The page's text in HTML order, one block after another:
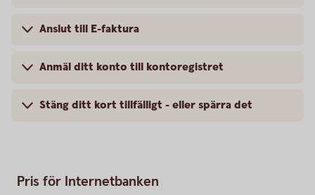
Anslut till E-faktura
Anmäl ditt konto till kontoregistret
Stäng ditt kort tillfälligt - eller spärra det
Pris för Internetbanken